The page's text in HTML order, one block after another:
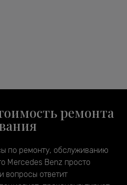
ремонта
по ремонту, обслуживанию
Mercedes Benz просто
вопросы ответит